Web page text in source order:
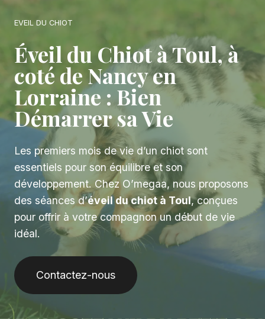
EVEIL DU CHIOT
Éveil du Chiot à Toul, à
coté de Nancy en
Lorraine : Bien
Démarrer sa Vie
Les premiers mois de vie d’un chiot sont
essentiels pour son équilibre et son
développement. Chez O’megaa, nous proposons
des séances d’éveil du chiot à Toul, conçues
pour offrir à votre compagnon un début de vie
idéal.
Contactez-nous